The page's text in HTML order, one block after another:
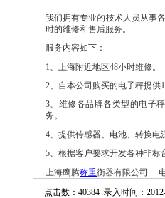
我们拥有专业的技术人员从事
时的维修和售后服务。
服务内容如下：
1
、上海附近地区48小时维修。
2、自本公司购买的电子秤提供1
3、维修各品牌各类型的电子秤
务。
4 、提供传感器、电池、转换
5、根据客户要求开发各种非
上海鹰腾称重衡器有限公司
点击数：40384 录入时间：